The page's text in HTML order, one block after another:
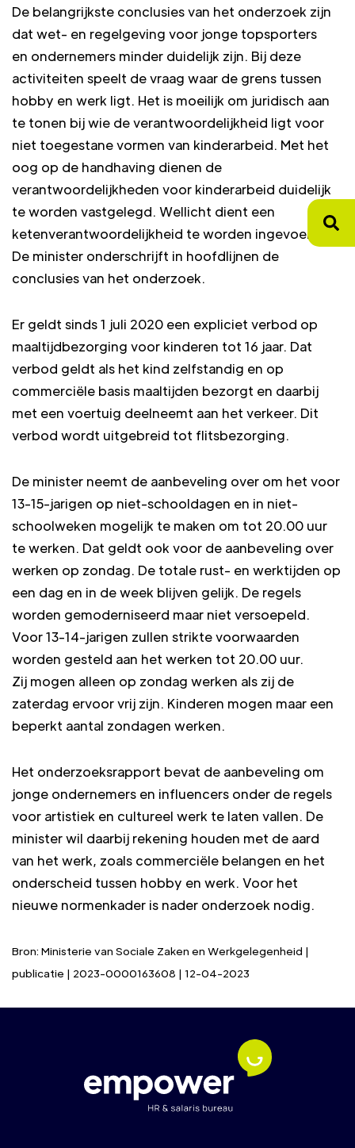
De belangrijkste conclusies van het onderzoek zijn
dat wet- en regelgeving voor jonge topsporters
en ondernemers minder duidelijk zijn. Bij deze
activiteiten speelt de vraag waar de grens tussen
hobby en werk ligt. Het is moeilijk om juridisch aan
te tonen bij wie de verantwoordelijkheid ligt voor
niet toegestane vormen van kinderarbeid. Met het
oog op de handhaving dienen de
verantwoordelijkheden voor kinderarbeid duidelijk
te worden vastgelegd. Wellicht dient een
ketenverantwoordelijkheid te worden ingevoerd.
De minister onderschrijft in hoofdlijnen de
conclusies van het onderzoek.
Er geldt sinds 1 juli 2020 een expliciet verbod op
maaltijdbezorging voor kinderen tot 16 jaar. Dat
verbod geldt als het kind zelfstandig en op
commerciële basis maaltijden bezorgt en daarbij
met een voertuig deelneemt aan het verkeer. Dit
verbod wordt uitgebreid tot flitsbezorging.
De minister neemt de aanbeveling over om het voor
13-15-jarigen op niet-schooldagen en in niet-
schoolweken mogelijk te maken om tot 20.00 uur
te werken. Dat geldt ook voor de aanbeveling over
werken op zondag. De totale rust- en werktijden op
een dag en in de week blijven gelijk. De regels
worden gemoderniseerd maar niet versoepeld.
Voor 13-14-jarigen zullen strikte voorwaarden
worden gesteld aan het werken tot 20.00 uur.
Zij mogen alleen op zondag werken als zij de
zaterdag ervoor vrij zijn. Kinderen mogen maar een
beperkt aantal zondagen werken.
Het onderzoeksrapport bevat de aanbeveling om
jonge ondernemers en influencers onder de regels
voor artistiek en cultureel werk te laten vallen. De
minister wil daarbij rekening houden met de aard
van het werk, zoals commerciële belangen en het
onderscheid tussen hobby en werk. Voor het
nieuwe normenkader is nader onderzoek nodig.
Bron: Ministerie van Sociale Zaken en Werkgelegenheid |
publicatie | 2023-0000163608 | 12-04-2023